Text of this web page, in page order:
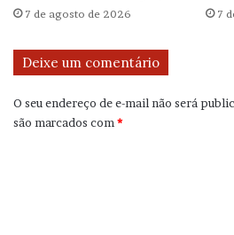
7 de agosto de 2026 7
Deixe um comentário
O seu endereço de e-mail não será
são marcados com*